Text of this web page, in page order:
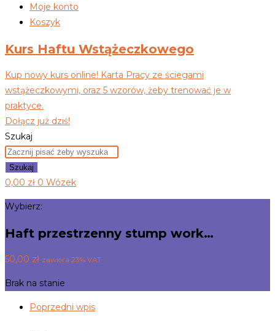
Moje konto
Koszyk
Kurs Haftu Wstążeczkowego
Kup nowy kurs online! Karta Pracy ze ściegami
wstążeczkowymi, oraz 5 wzorów, żeby trenować je w
praktyce.
Dołącz już dziś!
Szukaj
Szukaj
0,00 zł 0 Wózek
Wybierz:
Haft przestrzenny stump work…
50,00 zł zawiera 23% VAT
Brak na stanie
Poprzedni wpis